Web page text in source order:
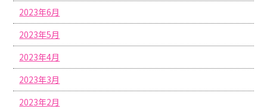
2023年6月
2023年5月
2023年4月
2023年3月
2023年2月